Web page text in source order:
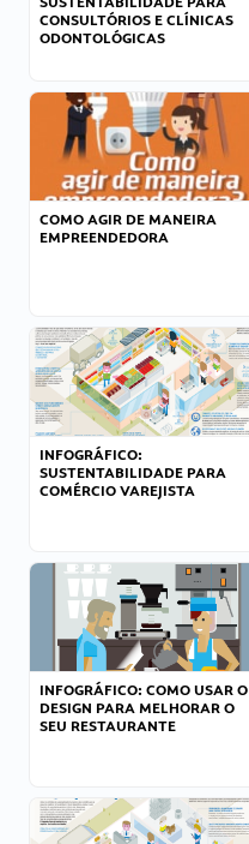
CONSULTÓRIOS E CLÍNICAS
ODONTOLÓGICAS
COMO AGIR DE MANEIRA
EMPREENDEDORA
INFOGRÁFICO:
SUSTENTABILIDADE PARA
COMÉRCIO VAREJISTA
INFOGRÁFICO: COMO USAR O
DESIGN PARA MELHORAR O
SEU RESTAURANTE